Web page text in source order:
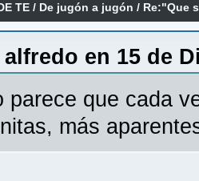
TE / De jugón a jugón / Re:"Que
el "pomodoro"
en 15 de
parece que cada
más